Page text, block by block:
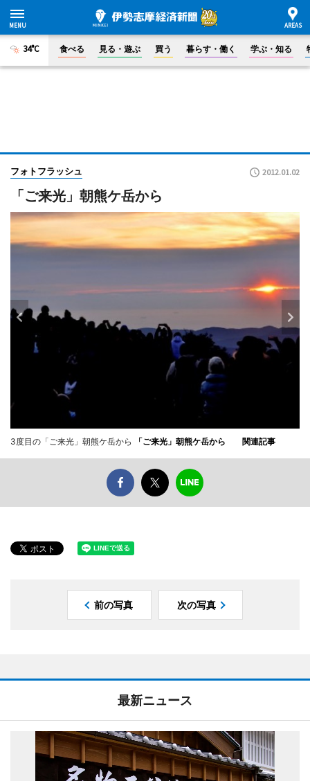
34°C 食べる 見る・遊ぶ 買う 暮らす・働く 学ぶ・知る
フォトフラッシュ 2012.01.02
「ご来光」朝熊ケ岳から
3度目の「ご来光」朝熊ケ岳から 「ご来光」朝熊ケ岳から 関連記事
前の写真 次の写真
最新ニュース